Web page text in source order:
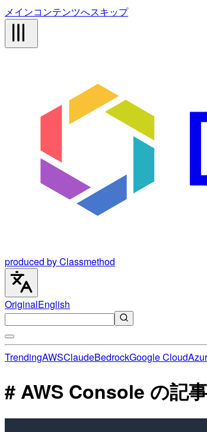
メインコンテンツへスキップ
produced by Classmethod
OriginalEnglish
TrendingAWSClaudeBedrockGoogle Cloud
# AWS Console の記